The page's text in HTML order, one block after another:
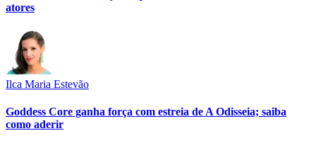
atores
Ilca Maria Estevão
Goddess Core ganha força com estreia de A Odisseia; saiba
como aderir